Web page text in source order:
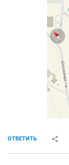
ОТВЕТИТЬ